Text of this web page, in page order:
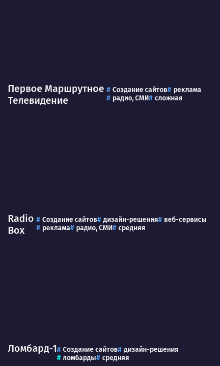
Первое Маршрутное
Телевидение
Создание сайтов
реклама
радио, СМИ
сложная
Radio
Box
Создание сайтов дизайн-решения
веб-сервисы
реклама
радио, СМИ средняя
Ломбард-1 Создание сайтов
дизайн-решения
ломбарды
средняя